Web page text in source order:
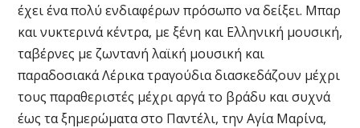
έχει ένα πολύ ενδιαφέρων πρόσωπο να δείξει. Μπαρ
και νυκτερινά κέντρα, με ξένη και Ελληνική μουσική,
ταβέρνες με ζωντανή λαϊκή μουσική και
παραδοσιακά Λέρικα τραγούδια διασκεδάζουν μέχρι
τους παραθεριστές μέχρι αργά το βράδυ και συχνά
έως τα ξημερώματα στο Παντέλι, την Αγία Μαρίνα,